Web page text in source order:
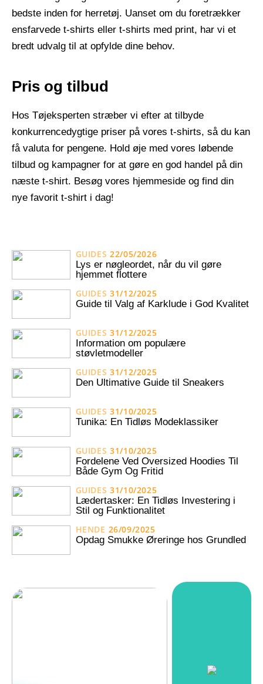
bedste inden for herretøj. Uanset om du foretrækker
ensfarvede t-shirts eller t-shirts med print, har vi et
bredt udvalg til at opfylde dine behov.
Pris og tilbud
Hos Tøjeksperten stræber vi efter at tilbyde
konkurrencedygtige priser på vores t-shirts, så du kan
få valuta for pengene. Hold øje med vores løbende
tilbud og kampagner for at gøre en god handel på din
næste t-shirt. Besøg vores hjemmeside og find din
nye favorit t-shirt i dag!
GUIDES 22/05/2026
Lys er nøgleordet, når du vil gøre
hjemmet flottere
GUIDES 31/12/2025
Guide til Valg af Karklude i God Kvalitet
GUIDES 31/12/2025
Information om populære
støvletmodeller
GUIDES 31/12/2025
Den Ultimative Guide til Sneakers
GUIDES 31/10/2025
Tunika: En Tidløs Modeklassiker
GUIDES 31/10/2025
Fordelene Ved Oversized Hoodies Til
Både Gym Og Fritid
GUIDES 31/10/2025
Lædertasker: En Tidløs Investering i
Stil og Funktionalitet
HENDE 26/09/2025
Opdag Smukke Øreringe hos Grundled